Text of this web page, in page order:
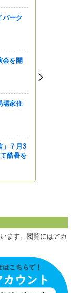
パーク
会を開
場家住
」７月3
酷暑を
ます。閲覧にはアカ